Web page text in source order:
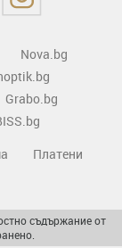
Nova.bg
Grabo.bg
Платени
съдържание от